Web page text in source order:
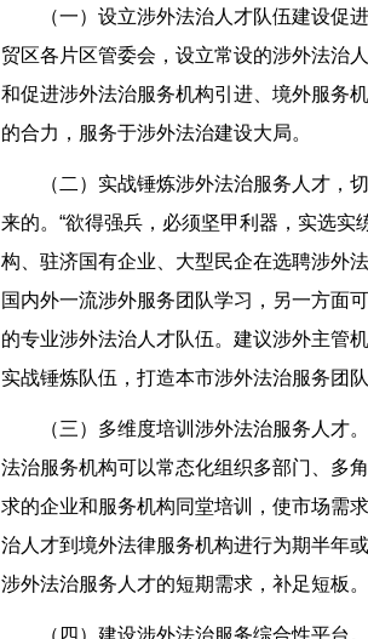
（一）设立涉外法治人才队伍建设促
贸区各片区管委会，设立常设的涉外法治
和促进涉外法治服务机构引进、境外服务
的合力，服务于涉外法治建设大局。
（二）实战锤炼涉外法治服务人才，
来的。“欲得强兵，必须坚甲利器，实选
构、驻济国有企业、大型民企在选聘涉外
国内外一流涉外服务团队学习，另一方面
的专业涉外法治人才队伍。建议涉外主管
实战锤炼队伍，打造本市涉外法治服务团队
（三）多维度培训涉外法治服务人才
法治服务机构可以常态化组织多部门、多
求的企业和服务机构同堂培训，使市场需
治人才到境外法律服务机构进行为期半年
涉外法治服务人才的短期需求，补足短板。
（四）建设涉外法治服务综合性平台